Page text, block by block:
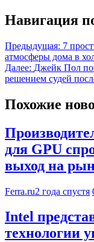
Навигация
Предыдущая: 7
атмосферы дома в
Далее: Джейк Пол
решением судей
Похожие
для GPU
выход на
Ferra.ru2 года спустя
Intel
технологии